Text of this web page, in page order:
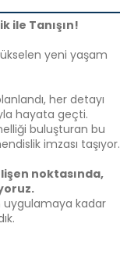
ile Tanışın!
yeni yaşam
her detayı
hayata geçti.
buluşturan bu
imzası taşıyor.
noktasında,
uygulamaya kadar